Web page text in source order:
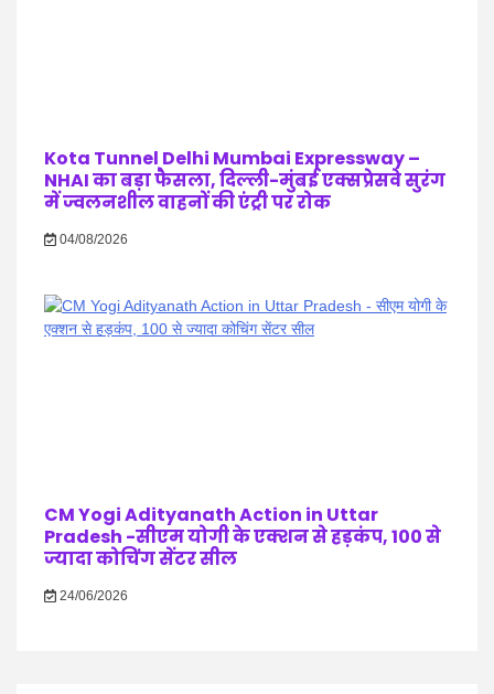
Kota Tunnel Delhi Mumbai Expressway –
NHAI का बड़ा फैसला, दिल्ली-मुंबई एक्सप्रेसवे सुरंग
में ज्वलनशील वाहनों की एंट्री पर रोक
04/08/2026
CM Yogi Adityanath Action in Uttar
Pradesh -सीएम योगी के एक्शन से हड़कंप, 100 से
ज्यादा कोचिंग सेंटर सील
24/06/2026